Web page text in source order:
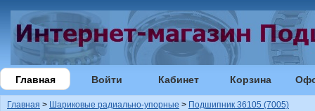
Главная Войти Кабинет Корзина
Главная > Шариковые радиально-упорные > Подшипник 36105 (7005)